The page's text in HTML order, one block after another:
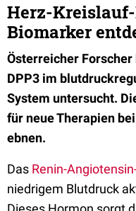
Herz-
Biomarker
Österreicher Forscher
DPP3 im
System untersucht.
für neue Therapien
ebnen.
Das Renin-
niedrigem Blutdruck